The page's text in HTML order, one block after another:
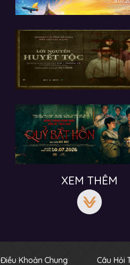
XEM THÊM
Điều Khoản Chung Câu Hỏi